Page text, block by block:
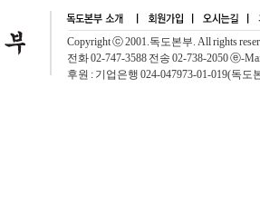
Copyright ⓒ 2001.독도본부. All rights
전화 02-747-3588 전송 02-738-2050 ⓔ-
후원 : 기업은행 024-047973-01-019(독도